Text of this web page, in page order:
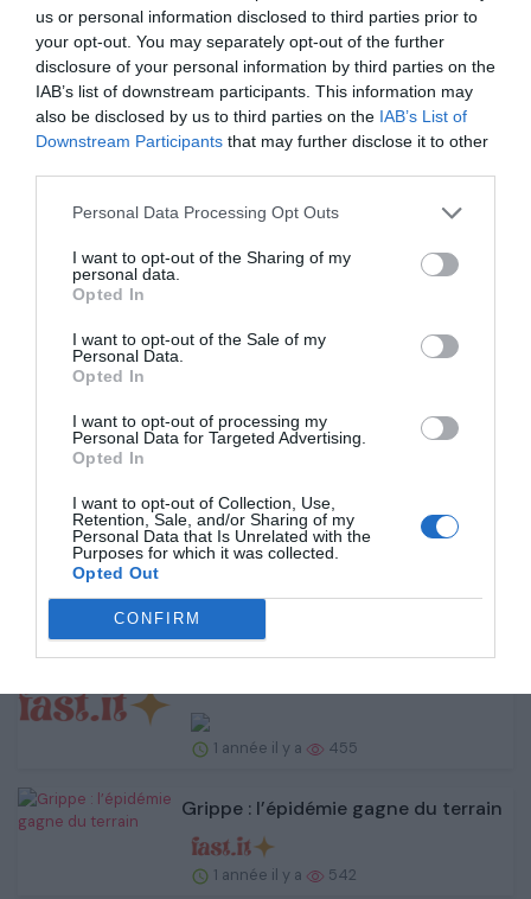
us or personal information disclosed to third parties prior to
your opt-out. You may separately opt-out of the further
disclosure of your personal information by third parties on the
IAB’s list of downstream participants. This information may
also be disclosed by us to third parties on the IAB’s List of
Downstream Participants that may further disclose it to other
Personal Data Processing Opt Outs
I want to opt-out of the Sharing of my
personal data.
Opted In
I want to opt-out of the Sale of my
Personal Data.
Opted In
I want to opt-out of processing my
Personal Data for Targeted Advertising.
Opted In
I want to opt-out of Collection, Use,
Retention, Sale, and/or Sharing of my
Personal Data that Is Unrelated with the
Purposes for which it was collected.
Opted Out
CONFIRM
sur le box-off...
1 année il y a 504
Dakar 2025 : Sébastien Loeb,
Foot : «Unir un pays autour d’une
1 année il y a 487
NBA : «Je veux juste être heureux»,
clame Jimmy Bu...
1 année il y a 461
Champions Cup : l’EPCR confirme
1 année il y a 455
Grippe : l’épidémie gagne du terrain
1 année il y a 542